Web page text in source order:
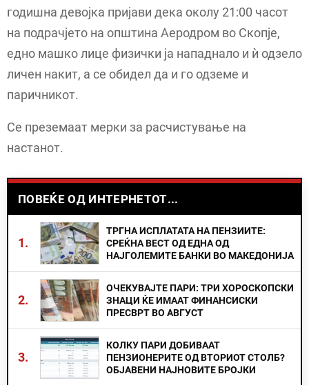
годишна девојка пријави дека околу 21:00 часот
на подрачјето на општина Аеродром во Скопје,
едно машко лице физички ја нападнало и ѝ одзело
личен накит, а се обидел да и го одземе и
паричникот.
Се преземаат мерки за расчистување на
настанот.
ПОВЕЌЕ ОД ИНТЕРНЕТОТ...
1.
ТРГНА ИСПЛАТАТА НА ПЕНЗИИТЕ:
СРЕЌНА ВЕСТ ОД ЕДНА ОД
НАЈГОЛЕМИТЕ БАНКИ ВО МАКЕДОНИЈА
2.
ОЧЕКУВАЈТЕ ПАРИ: ТРИ ХОРОСКОПСКИ
ЗНАЦИ ЌЕ ИМААТ ФИНАНСИСКИ
ПРЕСВРТ ВО АВГУСТ
3.
КОЛКУ ПАРИ ДОБИВААТ
ПЕНЗИОНЕРИТЕ ОД ВТОРИОТ СТОЛБ?
ОБЈАВЕНИ НАЈНОВИТЕ БРОЈКИ